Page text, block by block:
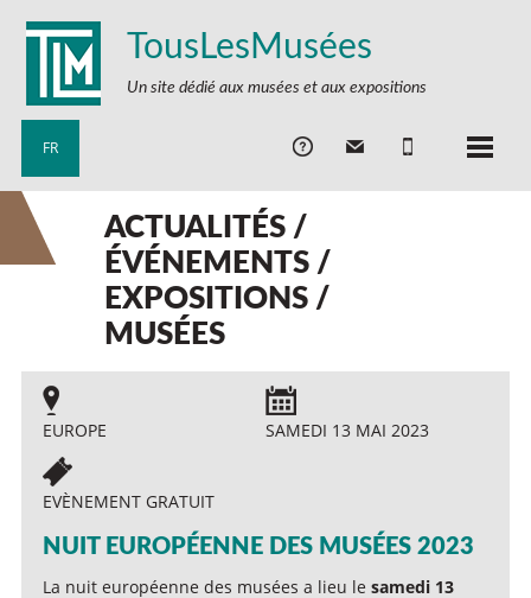
TousLesMusées
Un site dédié aux musées et aux expositions
FR
ACTUALITÉS /
ÉVÉNEMENTS /
EXPOSITIONS /
MUSÉES
EUROPE SAMEDI 13 MAI 2023
EVÈNEMENT GRATUIT
NUIT EUROPÉENNE DES MUSÉES 2023
La nuit européenne des musées a lieu le samedi 13